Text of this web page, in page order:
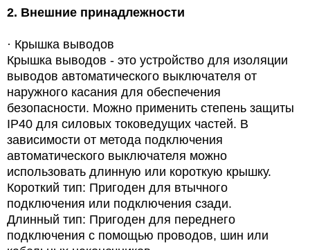
2. Внешние принадлежности
· Крышка выводов
Крышка выводов - это устройство для изоляции
выводов автоматического выключателя от
наружного касания для обеспечения
безопасности. Можно применить степень защиты
IP40 для силовых токоведущих частей. В
зависимости от метода подключения
автоматического выключателя можно
использовать длинную или короткую крышку.
Короткий тип: Пригоден для втычного
подключения или подключения сзади.
Длинный тип: Пригоден для переднего
подключения с помощью проводов, шин или